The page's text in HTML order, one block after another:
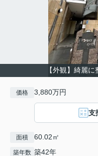
【外観】綺麗
価格 3,880万円
支
面積 60.02㎡
築年数 築42年